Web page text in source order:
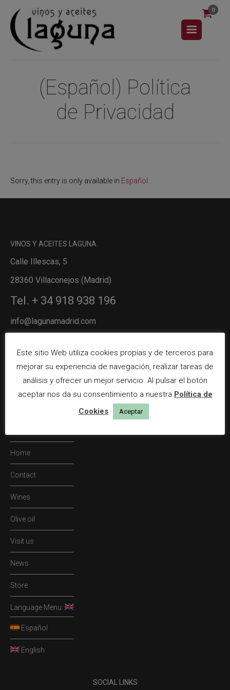
0
(Español) Política
de Privacidad
Sorry, this entry is only available in Español .
VINOS Y ACEITES LAGUNA
Calle Illescas, 5
28360 Villaconejos (Madrid)
Tel. + 34 918 938 196
info@lagunamadrid.com
Política de privacidad
Condiciones de compra
ARCHIVOS
Archivos
Home
Contact
Wines
Olive oil
Visit us
News
Store
Language Menu:
Español
English
SOCIAL LINKS
Este sitio Web utiliza cookies propias y de terceros para
mejorar su experiencia de navegación, realizar tareas de
análisis y ofrecer un mejor servicio. Al pulsar el botón
aceptar nos da su consentimiento a nuestra Política de
Cookies
Aceptar